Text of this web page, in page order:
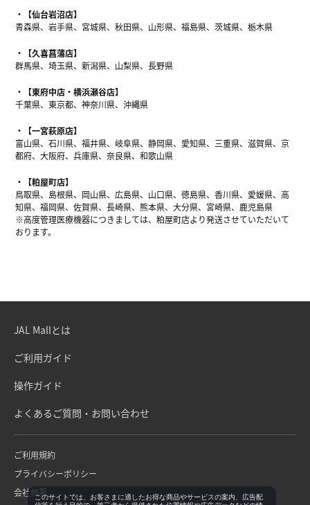
【仙台岩沼店】
青森県、岩手県、宮城県、秋田県、山形県、福島県、茨城県、栃木県
【久喜菖蒲店】
群馬県、埼玉県、新潟県、山梨県、長野県
【東府中店・横浜瀬谷店】
千葉県、東京都、神奈川県、沖縄県
【一宮萩原店】
富山県、石川県、福井県、岐阜県、静岡県、愛知県、三重県、滋賀県、京
都府、大阪府、兵庫県、奈良県、和歌山県
【粕屋町店】
鳥取県、島根県、岡山県、広島県、山口県、徳島県、香川県、愛媛県、高
知県、福岡県、佐賀県、長崎県、熊本県、大分県、宮崎県、鹿児島県
※高度管理医療機器につきましては、粕屋町店より発送させていただいて
おります。
JAL Mallとは
ご利用ガイド
操作ガイド
よくあるご質問・お問い合わせ
ご利用規約
プライバシーポリシー
会社概要このサイトでは、お客さまに適したお得な商品やサービスの案内、広告配